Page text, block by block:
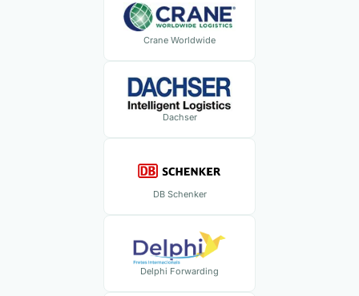
Crane Worldwide
Dachser
DB Schenker
Delphi Forwarding